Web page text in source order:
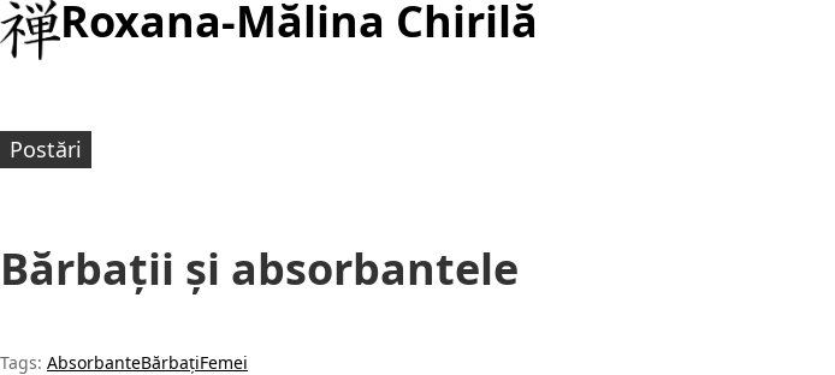
Roxana-Mălina Chirilă
Postări
Bărbații și absorbantele
Tags: AbsorbanteBărbațiFemei